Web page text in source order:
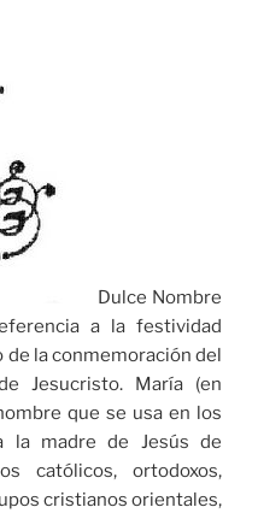
Dulce Nombre
a la festividad
la conmemoración del
Jesucristo. María (en
la madre de Jesús de
católicos, ortodoxos,
cristianos orientales,